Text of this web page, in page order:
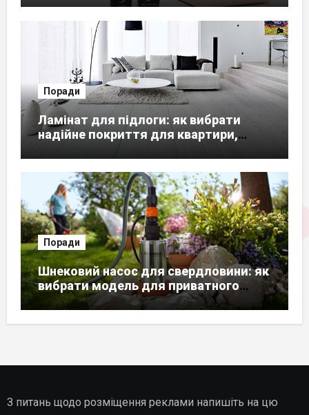
Поради
Ламінат для підлоги: як вибрати
надійне покриття для квартири,
будинку чи офісу
Поради
Шнековий насос для свердловини: як
вибрати модель для приватного
будинку
З питань щодо розміщення реклами напишіть на цю